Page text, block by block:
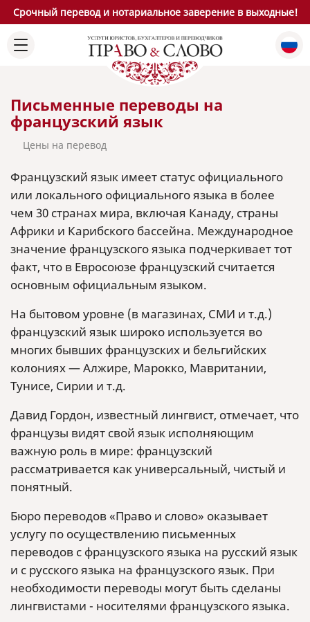
Срочный перевод и нотариальное заверение в выходные!
Письменные переводы на
французский язык
Цены на перевод
Французский язык имеет статус официального
или локального официального языка в более
чем 30 странах мира, включая Канаду, страны
Африки и Карибского бассейна. Международное
значение французского языка подчеркивает тот
факт, что в Евросоюзе французский считается
основным официальным языком.
На бытовом уровне (в магазинах, СМИ и т.д.)
французский язык широко используется во
многих бывших французских и бельгийских
колониях — Алжире, Марокко, Мавритании,
Тунисе, Сирии и т.д.
Давид Гордон, известный лингвист, отмечает, что
французы видят свой язык исполняющим
важную роль в мире: французский
рассматривается как универсальный, чистый и
понятный.
Бюро переводов «Право и слово» оказывает
услугу по осуществлению письменных
переводов с французского языка на русский язык
и с русского языка на французского язык. При
необходимости переводы могут быть сделаны
лингвистами - носителями французского языка.